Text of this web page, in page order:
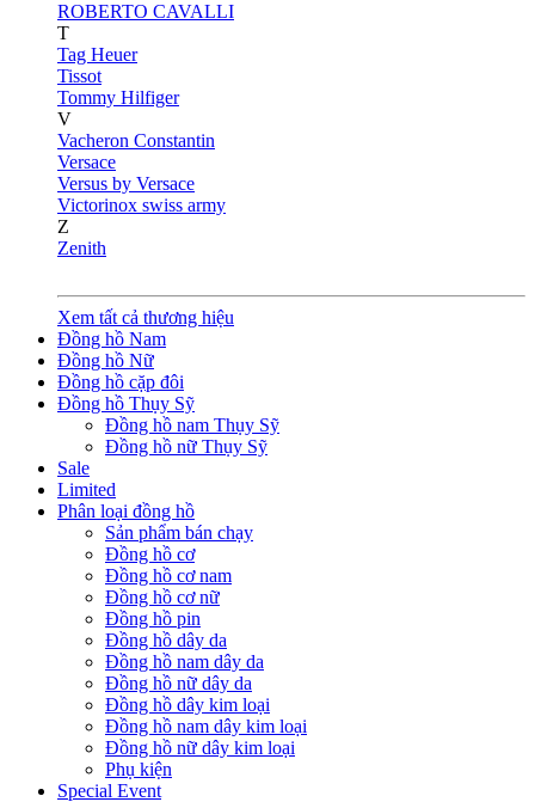
ROBERTO CAVALLI
T
Tag Heuer
Tissot
Tommy Hilfiger
V
Vacheron Constantin
Versace
Versus by Versace
Victorinox swiss army
Z
Zenith
Xem tất cả thương hiệu
Đồng hồ Nam
Đồng hồ Nữ
Đồng hồ cặp đôi
Đồng hồ Thụy Sỹ
Đồng hồ nam Thụy Sỹ
Đồng hồ nữ Thụy Sỹ
Sale
Limited
Phân loại đồng hồ
Sản phẩm bán chạy
Đồng hồ cơ
Đồng hồ cơ nam
Đồng hồ cơ nữ
Đồng hồ pin
Đồng hồ dây da
Đồng hồ nam dây da
Đồng hồ nữ dây da
Đồng hồ dây kim loại
Đồng hồ nam dây kim loại
Đồng hồ nữ dây kim loại
Phụ kiện
Special Event